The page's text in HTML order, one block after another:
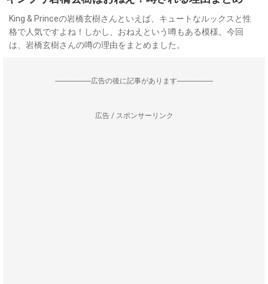
King & Princeの岩橋玄樹さんといえば、キュートなルックスと性
格で人気ですよね！しかし、おねえという噂もある模様。今回
は、岩橋玄樹さんの噂の理由をまとめました。
--------------------広告の後に記事があります--------------------
広告 / スポンサーリンク